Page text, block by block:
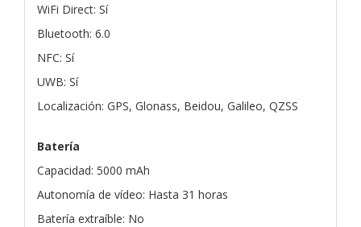
WiFi Direct: Sí
Bluetooth: 6.0
NFC: Sí
UWB: Sí
Localización: GPS, Glonass, Beidou, Galileo, QZSS
Batería
Capacidad: 5000 mAh
Autonomía de vídeo: Hasta 31 horas
Batería extraíble: No